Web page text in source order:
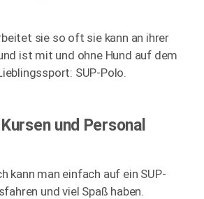
sie so oft sie kann an ihrer
ist mit und ohne Hund auf dem
SUP-Polo.
und Personal
kann man einfach auf ein SUP-
und viel Spaß haben.